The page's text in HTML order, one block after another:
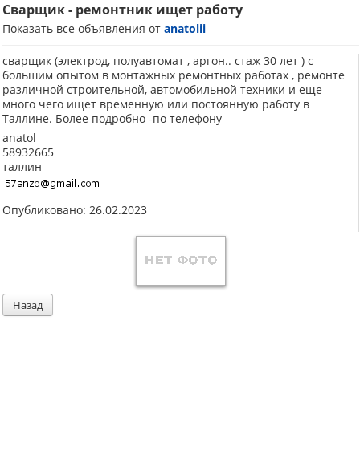
Сварщик - ремонтник ищет работу
Показать все объявления от anatolii
сварщик (электрод, полуавтомат , аргон.. стаж 30 лет ) с
большим опытом в монтажных ремонтных работах , ремонте
различной строительной, автомобильной техники и еще
много чего ищет временную или постоянную работу в
Таллине. Более подробно -по телефону
anatol
58932665
таллин
Опубликовано: 26.02.2023
Назад